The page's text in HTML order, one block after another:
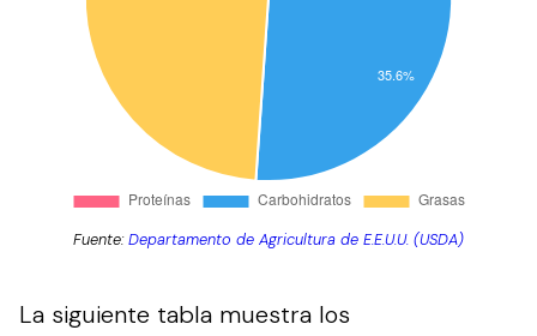
Fuente:Departamento de Agricultura de E.E.U.U. (USDA)
La siguiente tabla muestra los